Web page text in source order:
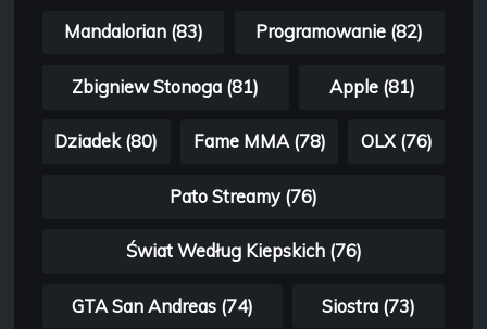
Mandalorian (83) Programowanie (82)
Zbigniew Stonoga (81) Apple (81)
Dziadek (80) Fame MMA (78) OLX (76)
Pato Streamy (76)
Świat Według Kiepskich (76)
GTA San Andreas (74) Siostra (73)